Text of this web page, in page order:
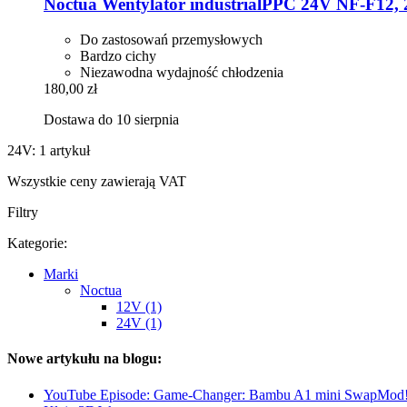
Noctua Wentylator industrialPPC 24V NF-​F12,
Do zastosowań przemysłowych
Bardzo cichy
Niezawodna wydajność chłodzenia
180,00 zł
Dostawa do 10 sierpnia
24V: 1 artykuł
Wszystkie ceny zawierają VAT
Filtry
Kategorie:
Marki
Noctua
12V (1)
24V (1)
Nowe artykułu na blogu:
YouTube Episode: Game-Changer: Bambu A1 mini SwapMod!